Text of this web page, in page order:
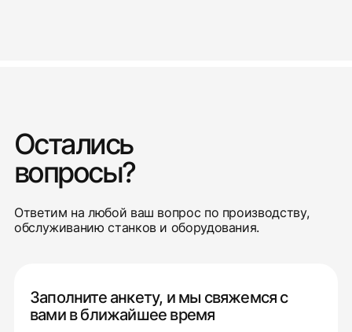
Остались
вопросы?
Ответим на любой ваш вопрос по производству,
обслуживанию станков и оборудования.
Заполните анкету, и мы свяжемся с
вами в ближайшее время